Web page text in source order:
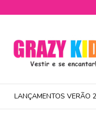
LANÇAMENTOS VERÃO